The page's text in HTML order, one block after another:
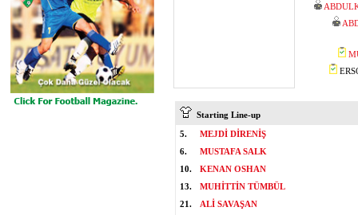
Starting Line-up
5.
MEJDİ DİRENİŞ
6.
MUSTAFA SALK
10.
KENAN OSHAN
13.
MUHİTTİN TÜMBÜL
21.
ALİ SAVAŞAN